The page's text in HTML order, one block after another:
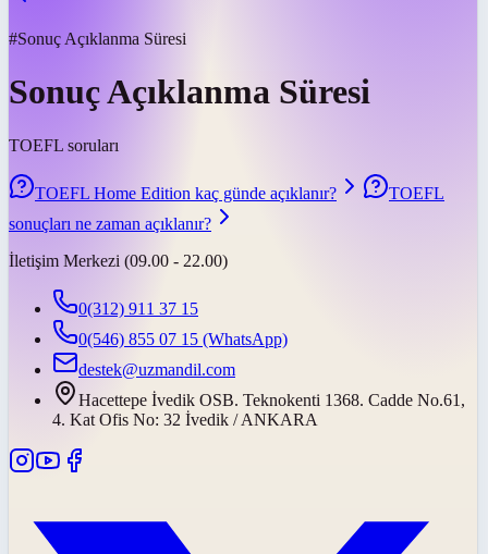
#Sonuç Açıklanma Süresi
Sonuç Açıklanma Süresi
TOEFL soruları
TOEFL Home Edition kaç günde açıklanır?
TOEFL
sonuçları ne zaman açıklanır?
İletişim Merkezi (09.00 - 22.00)
0(312) 911 37 15
0(546) 855 07 15 (WhatsApp)
destek@uzmandil.com
Hacettepe İvedik OSB. Teknokenti 1368. Cadde No.61,
4. Kat Ofis No: 32 İvedik / ANKARA